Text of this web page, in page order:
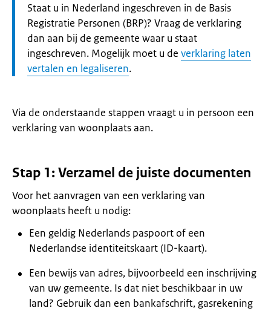
Informatie:
Staat u in Nederland ingeschreven in de Basis
Registratie Personen (BRP)? Vraag de verklaring
dan aan bij de gemeente waar u staat
ingeschreven. Mogelijk moet u de verklaring laten
vertalen en legaliseren.
Via de onderstaande stappen vraagt u in persoon een
verklaring van woonplaats aan.
Stap 1: Verzamel de juiste documenten
Voor het aanvragen van een verklaring van
woonplaats heeft u nodig:
Een geldig Nederlands paspoort of een
Nederlandse identiteitskaart (ID-kaart).
Een bewijs van adres, bijvoorbeeld een inschrijving
van uw gemeente. Is dat niet beschikbaar in uw
land? Gebruik dan een bankafschrift, gasrekening